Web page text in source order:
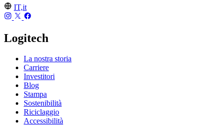
IT,it
Logitech
La nostra storia
Carriere
Investitori
Blog
Stampa
Sostenibilità
Riciclaggio
Accessibilità